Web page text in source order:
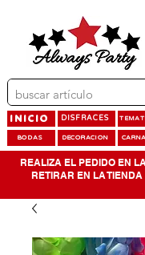
INICIO DISFRACES
BODAS DECORACION
REALIZA EL PEDIDO EN
RETIRAR EN LA